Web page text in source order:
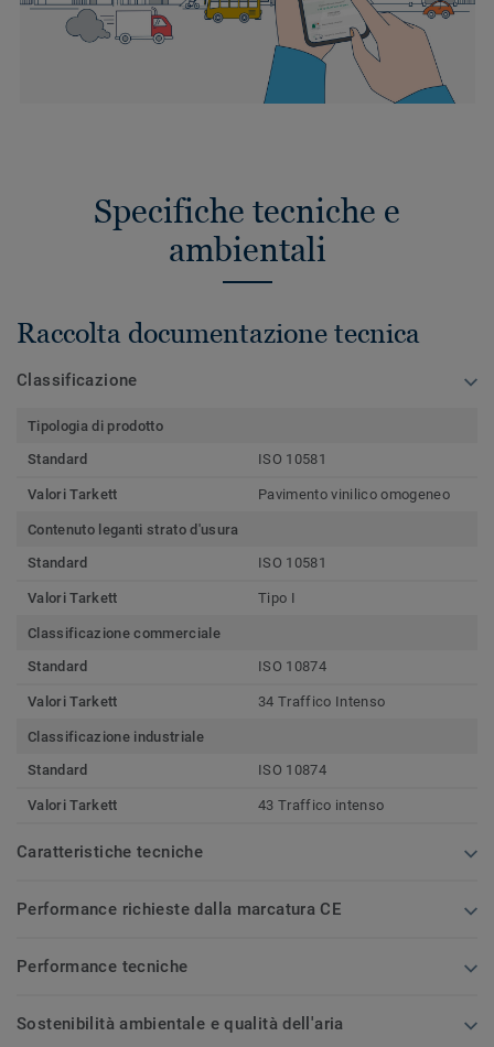
Specifiche tecniche e
ambientali
Raccolta documentazione tecnica
Classificazione
Tipologia di prodotto
Standard
ISO 10581
Valori Tarkett Pavimento vinilico omogeneo
Contenuto leganti strato d'usura
Standard
ISO 10581
Valori Tarkett Tipo I
Classificazione commerciale
Standard
ISO 10874
Valori Tarkett 34 Traffico Intenso
Classificazione industriale
Standard
ISO 10874
Valori Tarkett 43 Traffico intenso
Caratteristiche tecniche
Performance richieste dalla marcatura CE
Performance tecniche
Sostenibilità ambientale e qualità dell'aria